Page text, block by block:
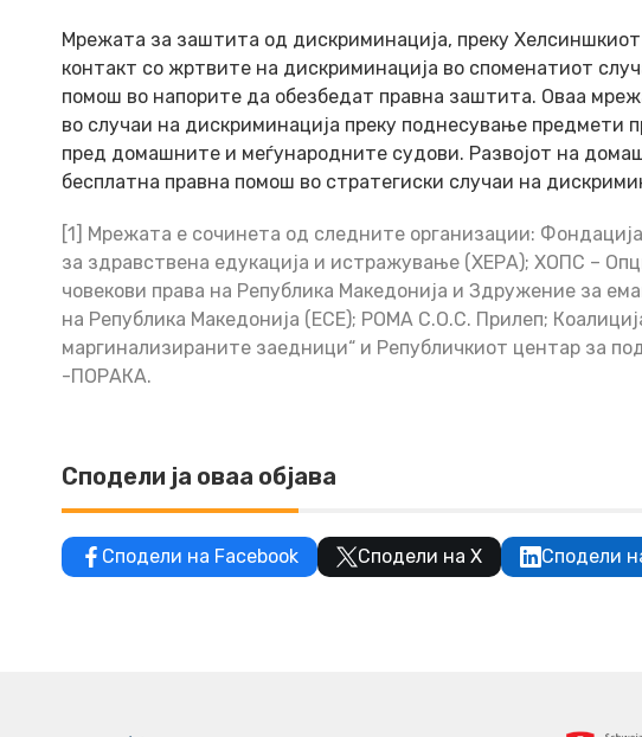
Мрежата за заштита од дискриминација, преку
контакт со жртвите на дискриминација во споменатиот
помош во напорите да обезбедат правна заштита. Оваа
во случаи на дискриминација преку поднесување предмети
пред домашните и меѓународните судови. Развојот на
бесплатна правна помош во стратегиски случаи на
[1] Мрежата е сочинета од следните организации:
за здравствена едукација и истражување (ХЕРА); ХОПС –
човекови права на Република Македонија и Здружение за
на Република Македонија (ЕСЕ); РОМА С.О.С. Прилеп;
маргинализираните заедници“ и Републичкиот центар за
-ПОРАКА.
Сподели ја оваа објава
Сподели на Facebook Сподели на X Сподели